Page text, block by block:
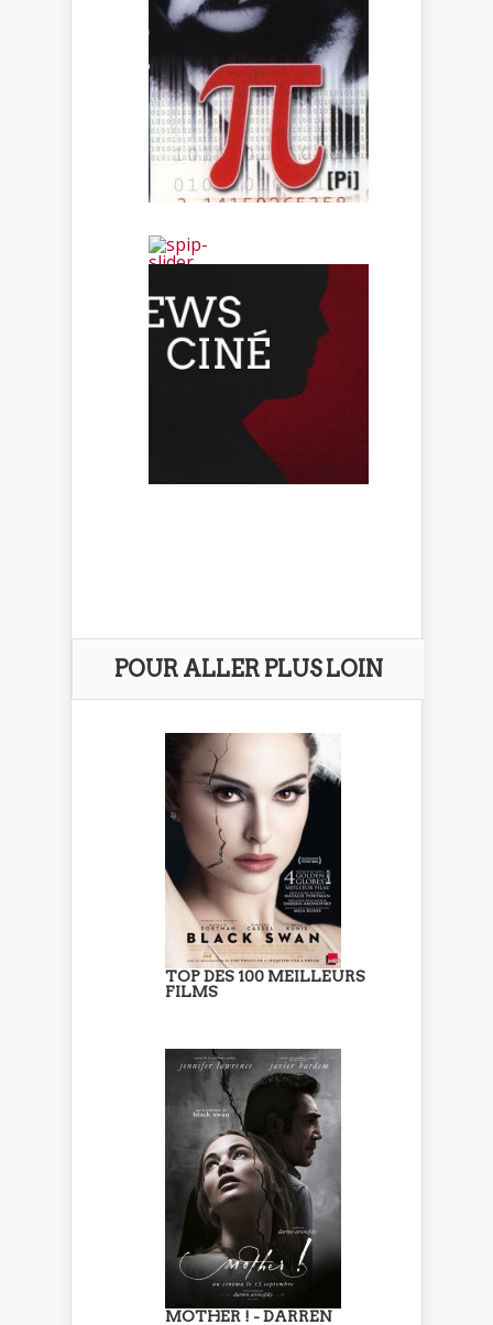
POUR ALLER PLUS LOIN
TOP DES 100 MEILLEURS
FILMS
MOTHER ! - DARREN